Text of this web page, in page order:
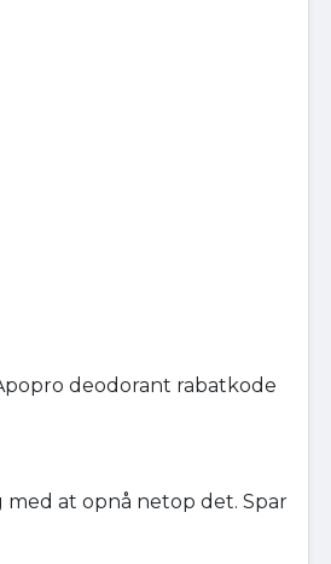
deodorant rabatkode
at opnå netop det. Spar